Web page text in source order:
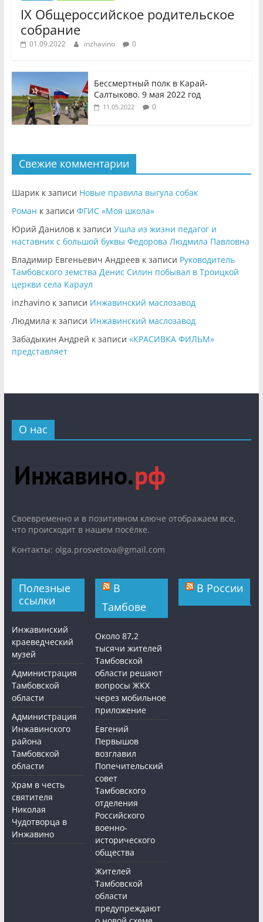
IX Общероссийское родительское
собрание
01.09.2022 inzhavino 0
Бессмертный полк в Карай-
Салтыково. 9 мая 2022 год
11.05.2022 0
Свежие комментарии
Шарикк записи Новые правила выгула собак
Роман к записи ФГИС «Моя школа»
Юрий Даниловк записи Ушла из жизни педагог и
наставник с большой буквы Федорова Людмила Павловна
Владимир Евгеньевич Андреевк записи Руководитель
Тамбовского земства Денис Силин побывал в Троицкой
церкви села Караул
inzhavinoк записи Инжавинский маслозавод
Людмила к записи Инжавинский маслозавод
Забадыкин Андрей к записи «КРАСИВКА ФИЛЬМ»
представляет
О нас
Cвоевременно и в позитивном ключе отображаем все,
что происходит в нашем посёлке.
Контакты: olga.prosvetova@gmail.com
Полезные
ссылки
Инжавинский
краеведческий
музей
Администрация
Тамбовской
области
Администрация
Инжавинского
района
Тамбовской
области
Храм в честь
святителя
Николая
Чудотворца в
Инжавино
В
Тамбове
Около 87,2
тысячи жителей
Тамбовской
области решают
вопросы ЖКХ
через мобильное
приложение
Евгений
Первышов
возглавил
Попечительский
совет
Тамбовского
отделения
Российского
военно-
исторического
общества
Жителей
Тамбовской
области
предупреждают
В России